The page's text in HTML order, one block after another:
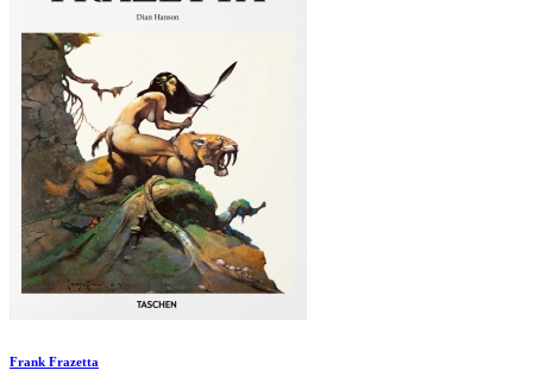
Frank Frazetta